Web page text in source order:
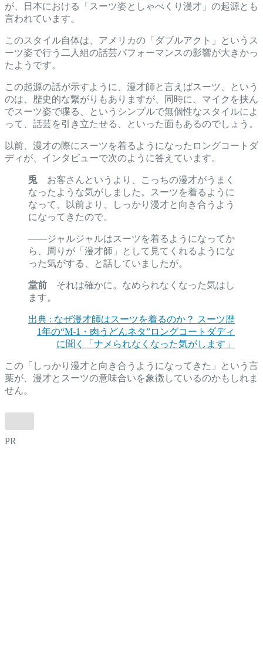
が、日本における「スーツ姿としゃべくり漫才」の起源とも
言われています。
このスタイル自体は、アメリカの「ダブルアクト」というス
ーツ姿で行う二人組の話芸パフォーマンスの影響が大きかっ
たようです。
この起源の話が示すように、漫才師と言えばスーツ、という
のは、歴史的な繋がりもありますが、同時に、マイクを挟ん
でスーツ姿で喋る、というシンプルで無個性なスタイルによ
って、話芸を引き立たせる、といった面もあるのでしょう。
以前、漫才の際にスーツを着るようになったロングコートダ
ディが、インタビューで次のように答えています。
兎 お客さんというより、こっちの漫才がうまく
なったような気がしました。スーツを着るように
なって、以前より、しっかり漫才と向き合うよう
になってきたので。
――ジャルジャルはスーツを着るようになってか
ら、周りが「漫才師」として見てくれるようにな
った気がする、と話していましたが。
堂前 それは確かに。なめられなくなった気はし
ます。
出典 : なぜ漫才師はスーツを着るのか？ スーツ歴
1年の“M-1・肉うどんネタ”ロングコートダディ
に聞く「ナメられなくなった気がします」
この「しっかり漫才と向き合うようになってきた」という言
葉が、漫才とスーツの意味合いを象徴しているのかもしれま
せん。
PR